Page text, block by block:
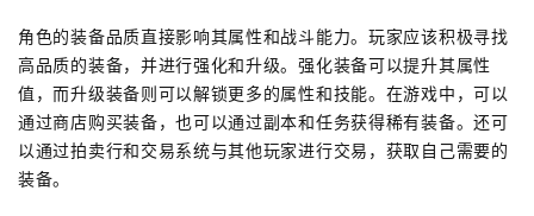
角色的装备品质直接影响其属性和战斗能力。玩家应该积极寻找
高品质的装备，并进行强化和升级。强化装备可以提升其属性
值，而升级装备则可以解锁更多的属性和技能。在游戏中，可以
通过商店购买装备，也可以通过副本和任务获得稀有装备。还可
以通过拍卖行和交易系统与其他玩家进行交易，获取自己需要的
装备。